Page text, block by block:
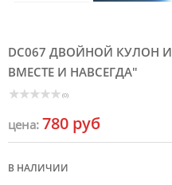
DC067 ДВОЙНОЙ КУЛОН
ВМЕСТЕ И НАВСЕГДА"
(0)
цена: 780 руб
В НАЛИЧИИ